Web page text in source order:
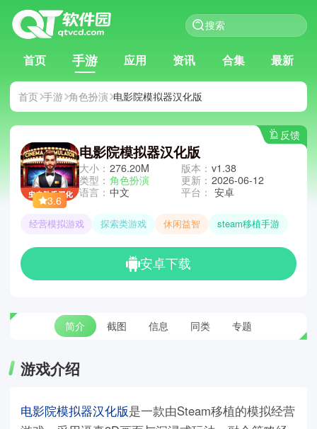
首页 手游 应用 资讯 合集 最新
首页 手游 角色扮演 电影院模拟器汉化版
反馈
3.6
电影院模拟器汉化版
大小： 276.20M
类型： 角色扮演
语言： 中文
版本： v1.38
更新： 2026-06-12
平台： 安卓
经营模拟游戏 探索类游戏 休闲益智 steam移植手游
安卓下载
简介 截图 信息 同类 专题
游戏介绍
电影院模拟器汉化版是一款由Steam移植的模拟经营